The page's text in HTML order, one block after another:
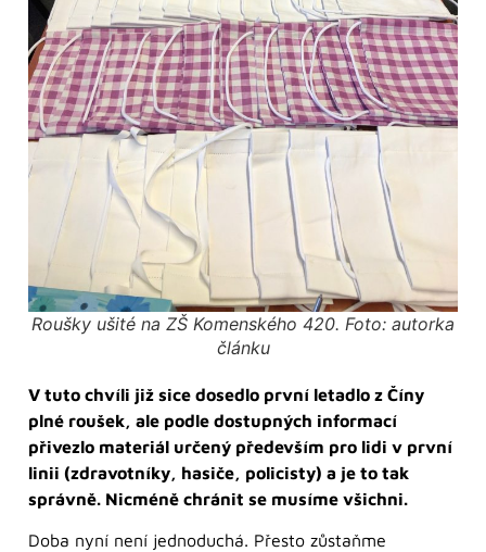
Roušky ušité na ZŠ Komenského 420. Foto: autorka
článku
V tuto chvíli již sice dosedlo první letadlo z Číny
plné roušek, ale podle dostupných informací
přivezlo materiál určený především pro lidi v první
linii (zdravotníky, hasiče, policisty) a je to tak
správně. Nicméně chránit se musíme všichni.
Doba nyní není jednoduchá. Přesto zůstaňme